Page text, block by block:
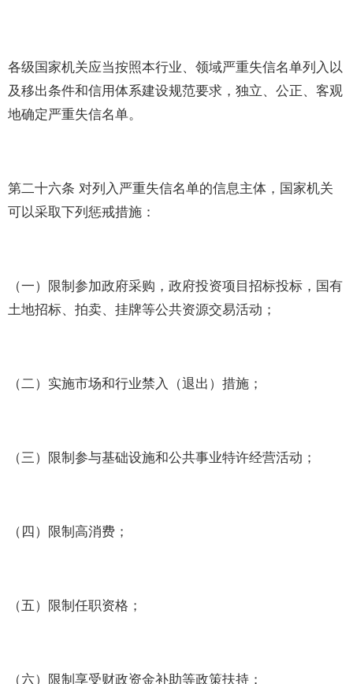
各级国家机关应当按照本行业、领域严重失信名单列入以
及移出条件和信用体系建设规范要求，独立、公正、客观
地确定严重失信名单。
第二十六条 对列入严重失信名单的信息主体，国家机关
可以采取下列惩戒措施：
（一）限制参加政府采购，政府投资项目招标投标，国有
土地招标、拍卖、挂牌等公共资源交易活动；
（二）实施市场和行业禁入（退出）措施；
（三）限制参与基础设施和公共事业特许经营活动；
（四）限制高消费；
（五）限制任职资格；
（六）限制享受财政资金补助等政策扶持；